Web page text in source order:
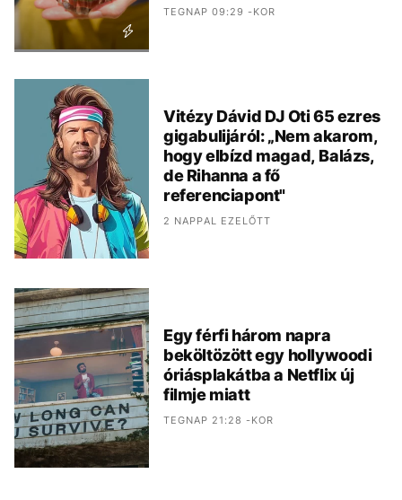
TEGNAP 09:29 -KOR
Vitézy Dávid DJ Oti 65 ezres
gigabulijáról: „Nem akarom,
hogy elbízd magad, Balázs,
de Rihanna a fő
referenciapont"
2 NAPPAL EZELŐTT
Egy férfi három napra
beköltözött egy hollywoodi
óriásplakátba a Netflix új
filmje miatt
TEGNAP 21:28 -KOR